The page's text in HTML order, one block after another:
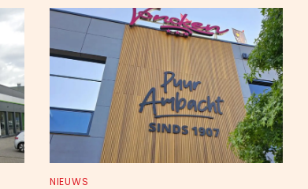
NIEUWS